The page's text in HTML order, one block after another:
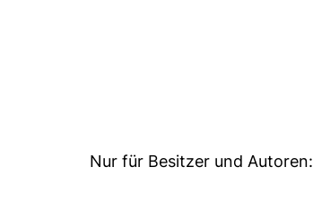
Nur für Besitzer und Autoren: